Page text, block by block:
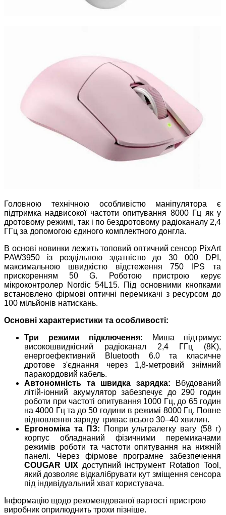
Головною технічною особливістю маніпулятора є
підтримка надвисокої частоти опитування 8000 Гц як у
дротовому режимі, так і по бездротовому радіоканалу 2,4
ГГц за допомогою єдиного комплектного донгла.
В основі новинки лежить топовий оптичний сенсор PixArt
PAW3950 із роздільною здатністю до 30 000 DPI,
максимальною швидкістю відстеження 750 IPS та
прискоренням 50 G. Роботою пристрою керує
мікроконтролер Nordic 54L15. Під основними кнопками
встановлено фірмові оптичні перемикачі з ресурсом до
100 мільйонів натискань.
Основні характеристики та особливості:
Три режими підключення: Миша підтримує
високошвидкісний радіоканал 2,4 ГГц (8K),
енергоефективний Bluetooth 6.0 та класичне
дротове з'єднання через 1,8-метровий знімний
паракордовий кабель.
Автономність та швидка зарядка: Вбудований
літій-іонний акумулятор забезпечує до 290 годин
роботи при частоті опитування 1000 Гц, до 65 годин
на 4000 Гц та до 50 години в режимі 8000 Гц. Повне
відновлення заряду триває всього 30–40 хвилин.
Ергономіка та ПЗ: Попри ультралегку вагу (58 г)
корпус обладнаний фізичними перемикачами
режимів роботи та частоти опитування на нижній
панелі. Через фірмове програмне забезпечення
COUGAR UIXдоступний інструмент Rotation Tool,
який дозволяє відкалібрувати кут зміщення сенсора
під індивідуальний хват користувача.
Інформацію щодо рекомендованої вартості пристрою
виробник оприлюднить трохи пізніше.